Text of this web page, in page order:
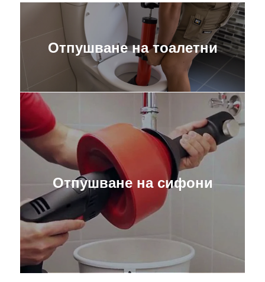
Отпушване на тоалетни
Отпушване на сифони